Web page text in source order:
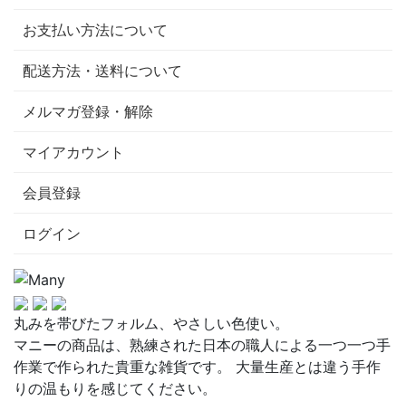
お支払い方法について
配送方法・送料について
メルマガ登録・解除
マイアカウント
会員登録
ログイン
丸みを帯びたフォルム、やさしい色使い。
マニーの商品は、熟練された日本の職人による一つ一つ手
作業で作られた貴重な雑貨です。 大量生産とは違う手作
りの温もりを感じてください。